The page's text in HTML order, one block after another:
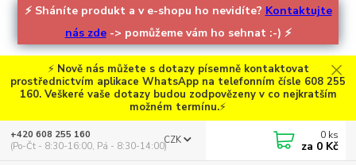
⚡ Sháníte produkt a v e-shopu ho nevidíte? Kontaktujte
nás zde-> pomůžeme vám ho sehnat :-) ⚡
⚡ Nově nás můžete s dotazy písemně kontaktovat
prostřednictvím aplikace WhatsApp na telefonním čísle 608 255
160. Veškeré vaše dotazy budou zodpovězeny v co nejkratším
možném termínu.⚡
CZK
+420 608 255 160
(Po-Čt - 8:30-16:00, Pá - 8:30-14:00)
0 ks
za 0 Kč